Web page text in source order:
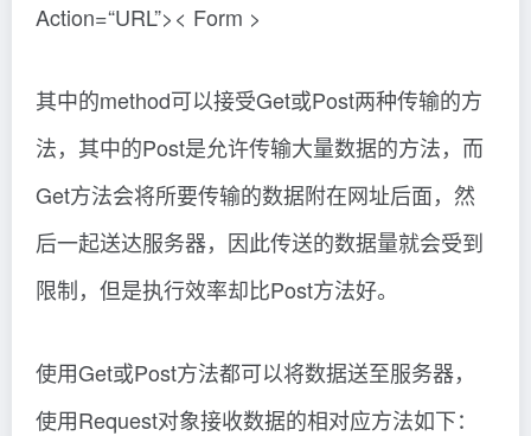
Action=“URL”>< Form >
其中的method可以接受Get或Post两种传输的方
法，其中的Post是允许传输大量数据的方法，而
Get方法会将所要传输的数据附在网址后面，然
后一起送达服务器，因此传送的数据量就会受到
限制，但是执行效率却比Post方法好。
使用Get或Post方法都可以将数据送至服务器，
使用Request对象接收数据的相对应方法如下：